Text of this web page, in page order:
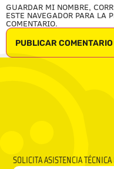
GUARDAR MI NOMBRE,
ESTE NAVEGADOR PARA LA
COMENTARIO.
SOLICITA ASISTENCIA